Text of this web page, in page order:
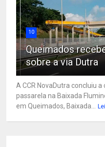
10
Queimados
sobre a via Dutra
A CCR NovaDutra concluiu
passarela na Baixada
em Queimados, Baixada...